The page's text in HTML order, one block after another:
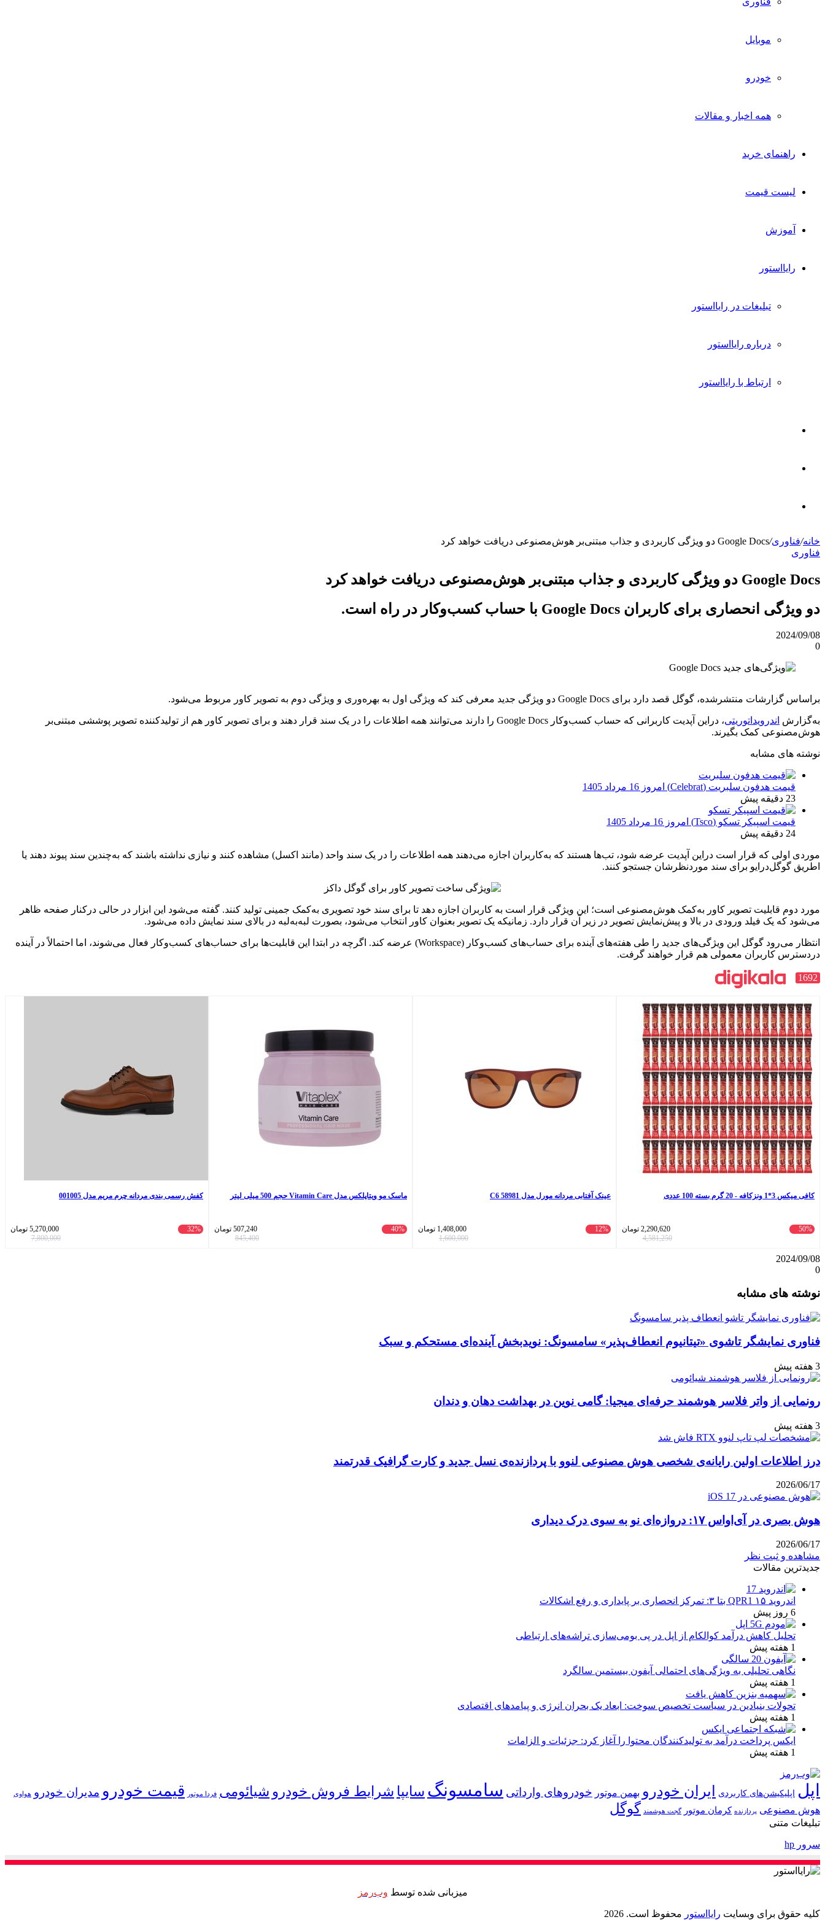
موبایل
خودرو
همه اخبار و مقالات
راهنمای خرید
لیست قیمت
آموزش
رایااستور
تبلیغات در رایااستور
درباره رایااستور
ارتباط با رایااستور
برای خانه/فناوری/Google Docs دو ویژگی کاربردی و جذاب مبتنی‌بر هوش‌مصنوعی دریافت خواهد کرد
فناوری
Google Docs دو ویژگی کاربردی و جذاب مبتنی‌بر هوش‌مصنوعی دریافت خواهد کرد
دو ویژگی انحصاری برای کاربران Google Docs با حساب کسب‌وکار در راه است.
2024/09/08
0
براساس گزارشات منتشرشده، گوگل قصد دارد برای Google Docs دو ویژگی جدید معرفی کند که ویژگی اول به بهره‌وری و ویژگی دوم به تصویر کاور مربوط می‌شود.
به‌گزارش اندرویداتوریتی
، دراین آپدیت کاربرانی که حساب کسب‌وکار Google Docs را دارند می‌توانند همه اطلاعات را در یک سند قرار دهند و برای تصویر کاور هم از تولیدکننده تصویر پوششی مبتنی‌بر
هوش‌مصنوعی کمک بگیرند.
نوشته های مشابه
قیمت هدفون سلبریت (Celebrat) امروز 16 مرداد 1405
23 دقیقه پیش
قیمت اسپیکر تسکو (Tsco) امروز 16 مرداد 1405
24 دقیقه پیش
موردی اولی که قرار است دراین آپدیت عرضه شود، تب‌ها هستند که به‌کاربران اجازه می‌دهند همه اطلاعات را در یک سند واحد (مانند اکسل) مشاهده کنند و نیازی نداشته باشند که به‌چندین سند پیوند دهند یا
اطریق گوگل‌درایو برای سند موردنظرشان جستجو کنند.
مورد دوم قابلیت تصویر کاور به‌کمک هوش‌مصنوعی است؛ این ویژگی قرار است به کاربران اجازه دهد تا برای سند خود تصویری به‌کمک جمینی تولید کنند. گفته می‌شود این ابزار در حالی درکنار صفحه ظاهر
می‌شود که یک فیلد ورودی در بالا و پیش‌نمایش تصویر در زیر آن قرار دارد. زمانیکه یک تصویر بعنوان کاور انتخاب می‌شود، بصورت لبه‌به‌لبه در بالای سند نمایش داده می‌شود.
انتظار می‌رود گوگل این ویژگی‌های جدید را طی هفته‌های آینده برای حساب‌های کسب‌وکار (Workspace) عرضه کند. اگرچه در ابتدا این قابلیت‌ها برای حساب‌های کسب‌وکار فعال می‌شوند، اما احتمالاً در آینده
دردسترس کاربران معمولی هم قرار خواهند گرفت.
1692
کافی میکس 3*1 ونزکافه - 20 گرم بسته 100 عددی
50%
2,290,620 تومان
4,581,250
عینک آفتابی مردانه مورل مدل 58981 C6
12%
1,408,000 تومان
1,600,000
ماسک مو ویتاپلکس مدل Vitamin Care حجم 500 میلی لیتر
40%
507,240 تومان
845,400
کفش رسمی بندی مردانه چرم مریم مدل 001005
32%
5,270,000 تومان
7,800,000
2024/09/08
0
آپ
گذاری
ایمیل
نوشته های مشابه
فناوری نمایشگر تاشوی «تیتانیوم انعطاف‌پذیر» سامسونگ: نویدبخش آینده‌ای مستحکم و سبک
3 هفته پیش
رونمایی از واتر فلاسر هوشمند حرفه‌ای میجیا: گامی نوین در بهداشت دهان و دندان
3 هفته پیش
درز اطلاعات اولین رایانه‌ی شخصی هوش مصنوعی لنوو با پردازنده‌ی نسل جدید و کارت گرافیک قدرتمند
2026/06/17
هوش بصری در آی‌او‌اس ۱۷: دروازه‌ای نو به سوی درک دیداری
2026/06/17
مشاهده و ثبت نظر
جدیدترین مقالات
اندروید ۱۵ QPR1 بتا ۳: تمرکز انحصاری بر پایداری و رفع اشکالات
6 روز پیش
تحلیل کاهش درآمد کوالکام از اپل در پی بومی‌سازی تراشه‌های ارتباطی
1 هفته پیش
نگاهی تحلیلی به ویژگی‌های احتمالی آیفون بیستمین سالگرد
1 هفته پیش
تحولات بنیادین در سیاست تخصیص سوخت: ابعاد یک بحران انرژی و پیامدهای اقتصادی
1 هفته پیش
ایکس پرداخت درآمد به تولیدکنندگان محتوا را آغاز کرد: جزئیات و الزامات
1 هفته پیش
اپل اپلیکیشن‌های کاربردی ایران خودرو بهمن موتور خودروهای وارداتی سامسونگ سایپا شرایط فروش خودرو شیائومی فردا موتور قیمت خودرو مدیران خودرو هواوی
هوش مصنوعی پردازنده کرمان موتور گجت هوشمند گوگل
تبلیغات متنی
سرور hp
میزبانی شده توسط وب‌رمز
کلیه حقوق برای وبسایت رایااستور محفوظ است. 2026